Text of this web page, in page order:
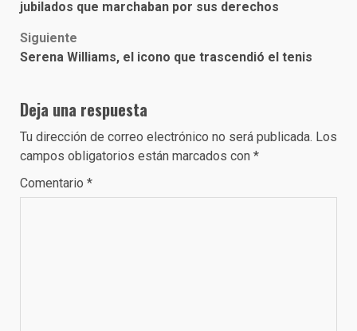
jubilados que marchaban por sus derechos
Siguiente
Serena Williams, el icono que trascendió el tenis
Deja una respuesta
Tu dirección de correo electrónico no será publicada. Los
campos obligatorios están marcados con *
Comentario *